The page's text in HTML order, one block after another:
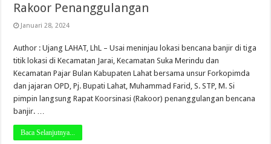
Rakoor Penanggulangan
Januari 28, 2024
Author : Ujang LAHAT, LhL – Usai meninjau lokasi bencana banjir di tiga
titik lokasi di Kecamatan Jarai, Kecamatan Suka Merindu dan
Kecamatan Pajar Bulan Kabupaten Lahat bersama unsur Forkopimda
dan jajaran OPD, Pj. Bupati Lahat, Muhammad Farid, S. STP, M. Si
pimpin langsung Rapat Koorsinasi (Rakoor) penanggulangan bencana
banjir. …
Baca Selanjutnya...